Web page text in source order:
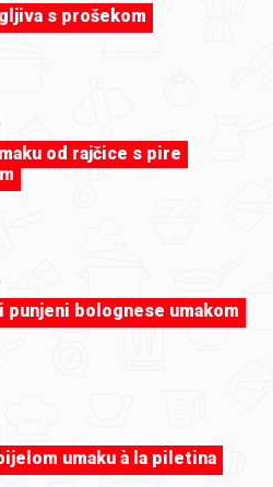
s prošekom
od rajčice s pire
punjeni bolognese umakom
umaku à la piletina